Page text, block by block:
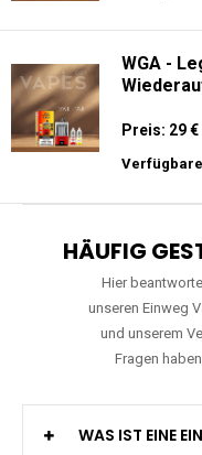
WGA -
Preis: 29 €
HÄUFIG
Hier
unseren Einweg
und unserem
Fragen
WAS IST EINE